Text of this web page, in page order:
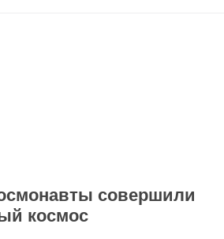
совершили
космос